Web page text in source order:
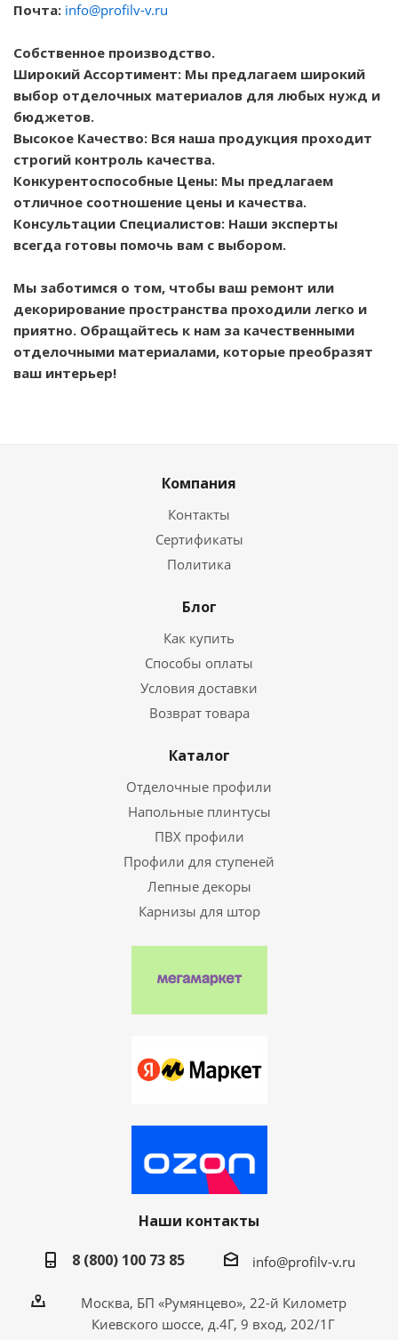
Почта: info@profilv-v.ru
Собственное производство.
Широкий Ассортимент: Мы предлагаем широкий
выбор отделочных материалов для любых нужд и
бюджетов.
Высокое Качество: Вся наша продукция проходит
строгий контроль качества.
Конкурентоспособные Цены: Мы предлагаем
отличное соотношение цены и качества.
Консультации Специалистов: Наши эксперты
всегда готовы помочь вам с выбором.
Мы заботимся о том, чтобы ваш ремонт или
декорирование пространства проходили легко и
приятно. Обращайтесь к нам за качественными
отделочными материалами, которые преобразят
ваш интерьер!
Компания
Контакты
Сертификаты
Политика
Блог
Как купить
Способы оплаты
Условия доставки
Возврат товара
Каталог
Отделочные профили
Напольные плинтусы
ПВХ профили
Профили для ступеней
Лепные декоры
Карнизы для штор
Наши контакты
8 (800) 100 73 85
info@profilv-v.ru
Москва, БП «Румянцево», 22-й Километр
Киевского шоссе, д.4Г, 9 вход, 202/1Г